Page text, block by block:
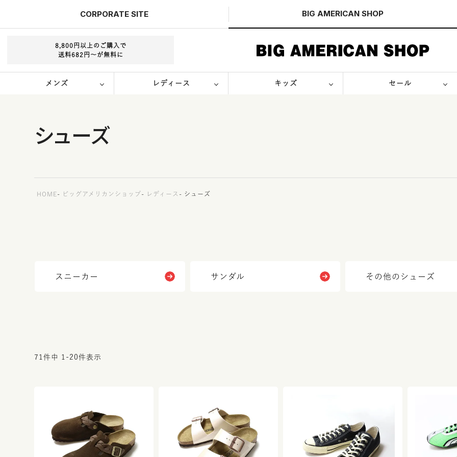
CORPORATE SITE BIG AMERICAN SHOP
8,800円以上のご購入で
送料682円～が無料に
メンズ レディース キッズ セール
シューズ
HOME ビッグアメリカンショップ レディース シューズ
スニーカー サンダル その他のシューズ
71件中 1 - 20件表示